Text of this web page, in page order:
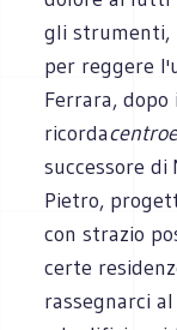
gli strumenti,
per reggere
Ferrara,
ricorda
successore di
Pietro,
con strazio
certe
rassegnarci